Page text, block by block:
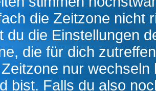
die Zeitzone nicht
du die Einstellungen
die für dich
nur
bist. Falls du also